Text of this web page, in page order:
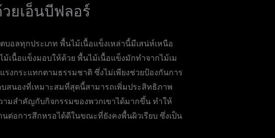
ยเอ็นบีฟลอร์
อลทุกประเภท พื้นไม้เนื้อแข็งเหล่านี้มีเสน่ห์เหนือ
เนื้อแข็งมอบให้ด้วย พื้นไม้เนื้อแข็งมักทำจากไม้เม
งกระแทกตามธรรมชาติ ซึ่งไม่เพียงช่วยป้องกันการ
บสนองที่เหมาะสมที่สุดนี้สามารถเพิ่มประสิทธิภาพ
ามสำคัญกับกิจกรรมของพวกเขาได้มากขึ้น ทำให้
ต่อการสึกหรอได้ดีในขณะที่ยังคงพื้นผิวเรียบ ซึ่งเป็น